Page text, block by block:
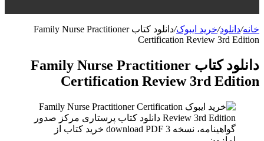
خانه/دانلود/خرید ایبوک/
دانلود کتاب Family Nurse Practitioner
Certification Review 3rd Edition
دانلود کتاب Family Nurse Practitioner
Certification Review 3rd Edition